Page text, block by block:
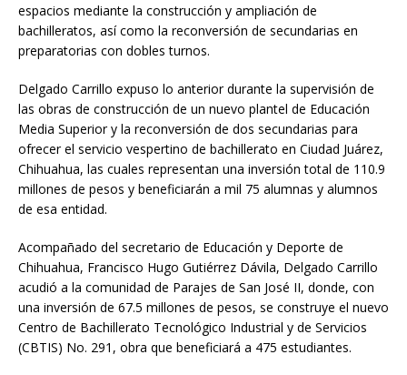
espacios mediante la construcción y ampliación de
bachilleratos, así como la reconversión de secundarias en
preparatorias con dobles turnos.
Delgado Carrillo expuso lo anterior durante la supervisión de
las obras de construcción de un nuevo plantel de Educación
Media Superior y la reconversión de dos secundarias para
ofrecer el servicio vespertino de bachillerato en Ciudad Juárez,
Chihuahua, las cuales representan una inversión total de 110.9
millones de pesos y beneficiarán a mil 75 alumnas y alumnos
de esa entidad.
Acompañado del secretario de Educación y Deporte de
Chihuahua, Francisco Hugo Gutiérrez Dávila, Delgado Carrillo
acudió a la comunidad de Parajes de San José II, donde, con
una inversión de 67.5 millones de pesos, se construye el nuevo
Centro de Bachillerato Tecnológico Industrial y de Servicios
(CBTIS) No. 291, obra que beneficiará a 475 estudiantes.